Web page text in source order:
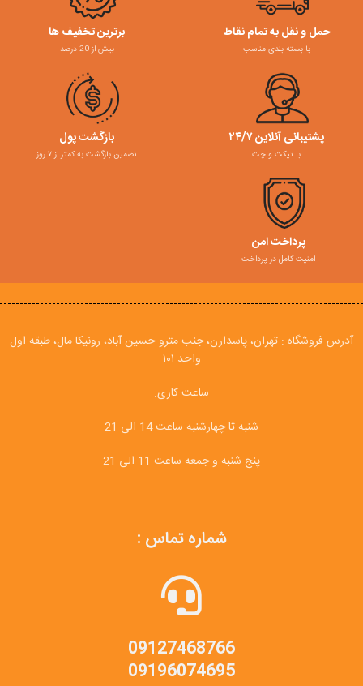
حمل و نقل به تمام نقاط
با بسته بندی مناسب
برترین تخفیف ها
بیش از 20 درصد
پشتیبانی آنلاین ۲۴/۷
با تیکت و چت
بازگشت پول
تضمین بازگشت به کمتر از ۷ روز
پرداخت امن
امنیت کامل در پرداخت
آدرس فروشگاه : تهران، پاسدارن، جنب مترو حسین آباد، رونیکا مال، طبقه اول
واحد ۱۰۱
ساعت کاری:
شنبه تا چهارشنبه ساعت 14 الی 21
پنج شنبه و جمعه ساعت 11 الی 21
شماره تماس :
09127468766
09196074695